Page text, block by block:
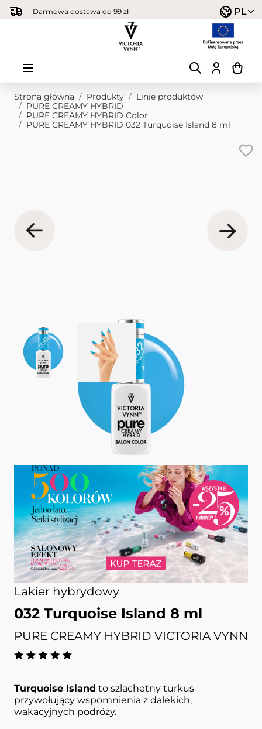
Przejdź do treści
Darmowa dostawa od 99 zł PL
Strona główna / Produkty / Linie produktów
/ PURE CREAMY HYBRID
/ PURE CREAMY HYBRID Color
/ PURE CREAMY HYBRID 032 Turquoise Island 8 ml
Lakier hybrydowy
032 Turquoise Island 8 ml
PURE CREAMY HYBRID VICTORIA VYNN
View larger imageView larger image
Turquoise Island to szlachetny turkus
przywołujący wspomnienia z dalekich,
wakacyjnych podróży.